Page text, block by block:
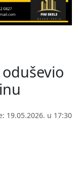
19.05.2026. u 17:30